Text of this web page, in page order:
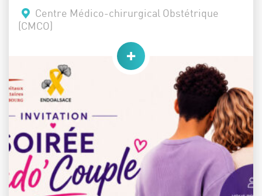
Lieu :Centre Médico-chirurgical Obstétrique
(CMCO)